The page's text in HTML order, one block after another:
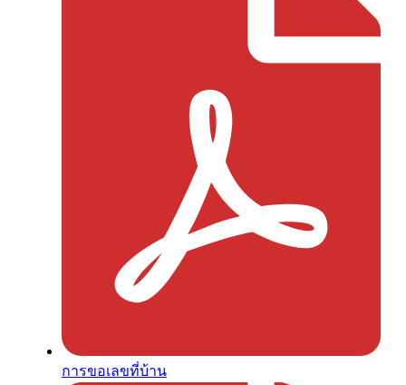
การขอเลขที่บ้าน